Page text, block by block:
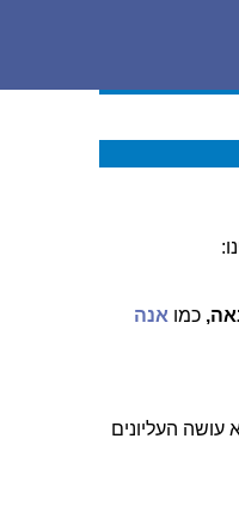
כמו אנה
העליונים